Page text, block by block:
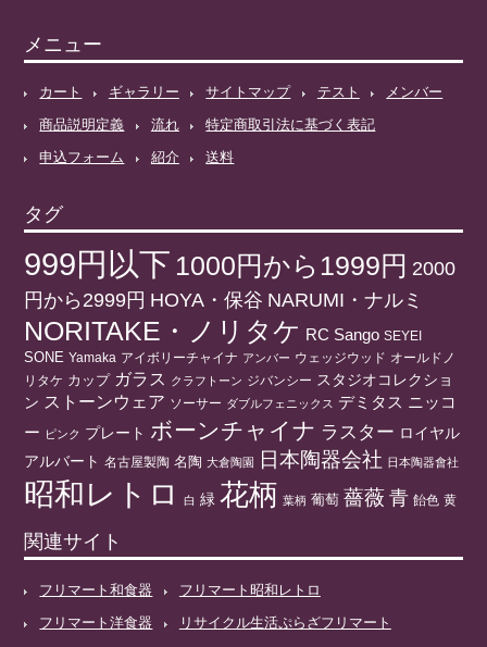
メニュー
カート ギャラリー サイトマップ テスト
メンバー
商品説明定義
流れ
特定商取引法に基づく表記
申込フォーム
紹介 送料
タグ
999円以下 1000円から1999円 2000
円から2999円 HOYA・保谷 NARUMI・ナルミ
NORITAKE・ノリタケ RC Sango SEYEI
SONE Yamaka アイボリーチャイナ アンバー ウェッジウッド オールドノ
リタケ カップ ガラス クラフトーン ジバンシー スタジオコレクショ
ン ストーンウェア ソーサー ダブルフェニックス デミタス ニッコ
ー ピンク プレート ボーンチャイナ ラスター ロイヤル
アルバート 名古屋製陶 名陶 大倉陶園 日本陶器会社 日本陶器會社
昭和レトロ 白 緑 花柄 葉柄 葡萄 薔薇 青 飴色 黄
関連サイト
フリマート和食器
フリマート昭和レトロ
フリマート洋食器
リサイクル生活ぷらざフリマート